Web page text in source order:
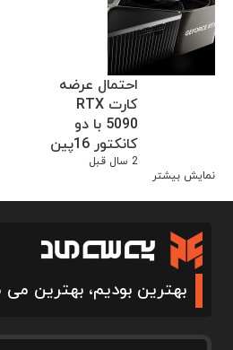
احتمال عرضه
کارت RTX
5090 با دو
کانکتور 16پین
2 سال قبل
نمایش بیشتر
بهترین بودیم، بهترین می